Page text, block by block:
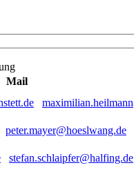
Mail
peter.mayer@hoeslwang.de
stefan.schlaipfer@halfing.de